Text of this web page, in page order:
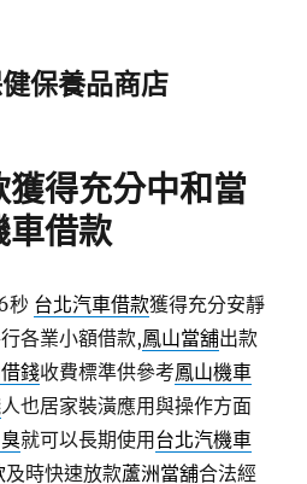
保養品商店
獲得充分中和當
車借款
秒 台北汽車借款獲得充分安靜
各業小額借款,鳳山當舖出款
錢收費標準供參考鳳山機車
人也居家裝潢應用與操作方面
就可以長期使用 台北汽機車
及時快速放款蘆洲當舖合法經